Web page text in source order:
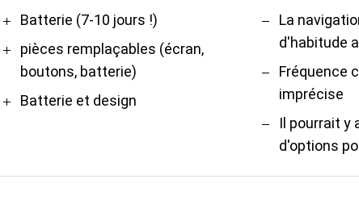
ProBatterie (7-10 jours !)
pièces remplaçables (écran,
boutons, batterie)
Batterie et design
Contre
La
d'habitude
Fréquence
imprécise
Il pourrait y
d'options